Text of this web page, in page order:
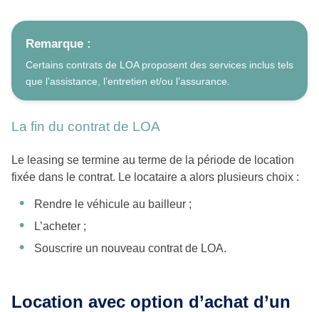
Remarque :
Certains contrats de LOA proposent des services inclus tels
que l’assistance, l’entretien et/ou l’assurance.
La fin du contrat de LOA
Le leasing se termine au terme de la période de location
fixée dans le contrat. Le locataire a alors plusieurs choix :
Rendre le véhicule au bailleur ;
L’acheter ;
Souscrire un nouveau contrat de LOA.
Location avec option d’achat d’un